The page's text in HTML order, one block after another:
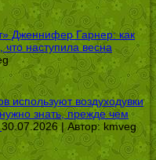
Дженнифер Гарнер: как
что наступила весна
используют воздуходувки
знать, прежде чем
30.07.2026 | Автор: kmveg